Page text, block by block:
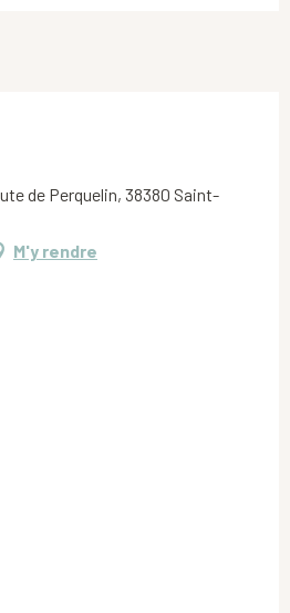
de Perquelin, 38380 Saint-
M'y rendre